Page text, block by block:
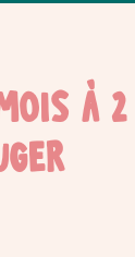
à 2